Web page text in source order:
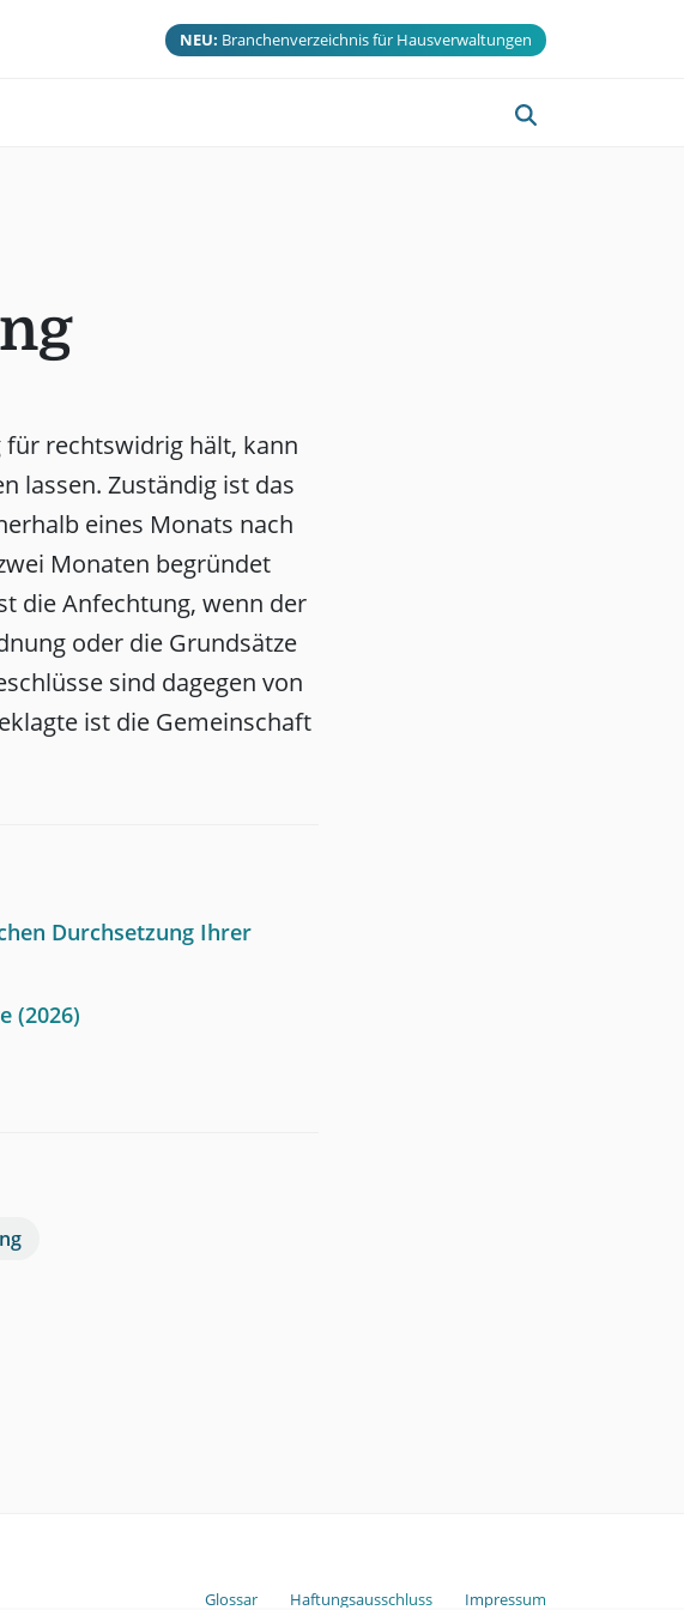
NEU: Branchenverzeichnis für Hausverwaltungen
rechtswidrig hält, kann
lassen. Zuständig ist das
eines Monats nach
Monaten begründet
die Anfechtung, wenn der
oder die Grundsätze
sind dagegen von
ist die Gemeinschaft
Durchsetzung Ihrer
(2026)
Glossar Haftungsausschluss Impressum